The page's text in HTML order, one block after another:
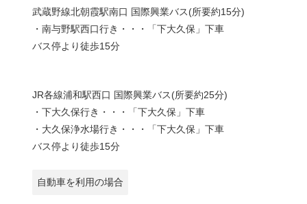
武蔵野線北朝霞駅南口 国際興業バス(所要約15分)
・南与野駅西口行き・・・「下大久保」下車
バス停より徒歩15分
JR各線浦和駅西口 国際興業バス(所要約25分)
・下大久保行き・・・「下大久保」下車
・大久保浄水場行き・・・「下大久保」下車
バス停より徒歩15分
自動車を利用の場合